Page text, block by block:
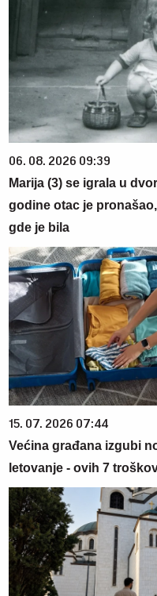
06. 08. 2026 09:39
Marija (3) se igrala u
godine otac je
gde je bila
15. 07. 2026 07:44
Većina građana izgubi
letovanje - ovih 7